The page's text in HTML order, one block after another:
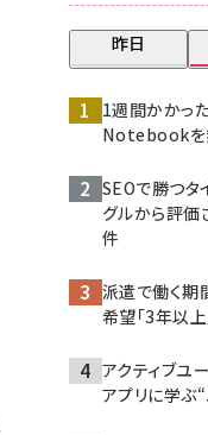
昨日
1週間かかっ
Notebookを
SEOで勝つタ
グルから評価
件
派遣で働く期
希望「3年以上
アクティブユ
アプリに学ぶ